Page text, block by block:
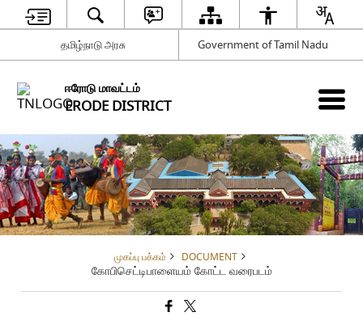
தமிழ்நாடு அரசு Government of Tamil Nadu
ஈரோடு மாவட்டம்
ERODE DISTRICT
முகப்பு பக்கம் DOCUMENT
கோபிசெட்டிபாளையம் கோட்ட வரைபடம்